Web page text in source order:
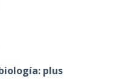
plus